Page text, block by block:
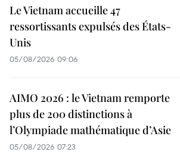
Le Vietnam accueille 47
ressortissants expulsés des États-
Unis
05/08/2026 09:06
AIMO 2026 : le Vietnam remporte
plus de 200 distinctions à
l’Olympiade mathématique d’Asie
05/08/2026 07:23